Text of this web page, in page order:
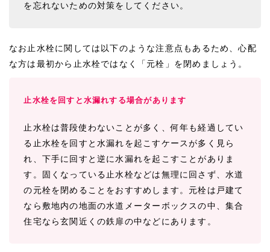
を忘れないための対策をしてください。
なお止水栓に関しては以下のような注意点もあるため、心配
な方は最初から止水栓ではなく「元栓」を閉めましょう。
止水栓を回すと水漏れする場合があります
止水栓は普段使わないことが多く、何年も経過してい
る止水栓を回すと水漏れを起こすケースが多く見ら
れ、下手に回すと逆に水漏れを起こすことがありま
す。固くなっている止水栓などは無理に回さず、水道
の元栓を閉めることをおすすめします。元栓は戸建て
なら敷地内の地面の水道メーターボックスの中、集合
住宅なら玄関近くの鉄扉の中などにあります。